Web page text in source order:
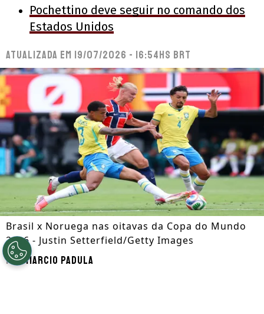
Pochettino deve seguir no comando dos
Estados Unidos
Atualizada em 19/07/2026 - 16:54hs BRT
Brasil x Noruega nas oitavas da Copa do Mundo
2026 - Justin Setterfield/Getty Images
PorMarcio Padula